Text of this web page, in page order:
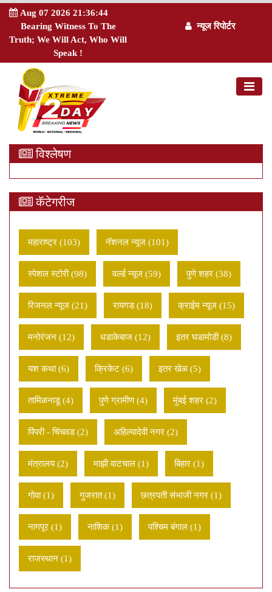
Aug 07 2026 21:36:45
Bearing Witness To The
Truth; We Will Act, Who Will
Speak !
न्यूज रिपोर्टर
विश्लेषण
कॅटेगरीज
महाराष्ट्र (103) नॅशनल न्यूज (101)
स्पेशल स्टोरी (98) वर्ल्ड न्यूज (59) पुणे शहर (38)
रिजनल न्यूज (21) रायगड (18) क्राईम न्यूज (15)
मनोरंजन (12) धडाकेबाज (12) इतर घडामोडी (8)
यश कथा (6) क्रिकेट (6) इतर खेळ (5)
तामिळनाडू (4) पुणे ग्रामीण (4) मुंबई शहर (2)
पिंपरी - चिंचवड (2) अहिल्यादेवी नगर (2)
मंत्रालय (2) माझी वाटचाल (1) बिहार (1)
गोवा (1) गुजरात (1) छत्रपती संभाजी नगर (1)
नागपूर (1) नाशिक (1) पश्चिम बंगाल (1)
राजस्थान (1)